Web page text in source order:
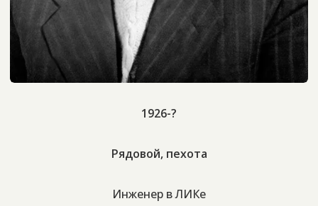
1926-?
Рядовой, пехота
Инженер в ЛИКе